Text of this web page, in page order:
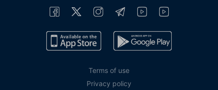
Terms of use
Privacy policy